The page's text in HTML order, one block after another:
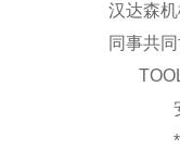
汉达森
同事共
安
*液